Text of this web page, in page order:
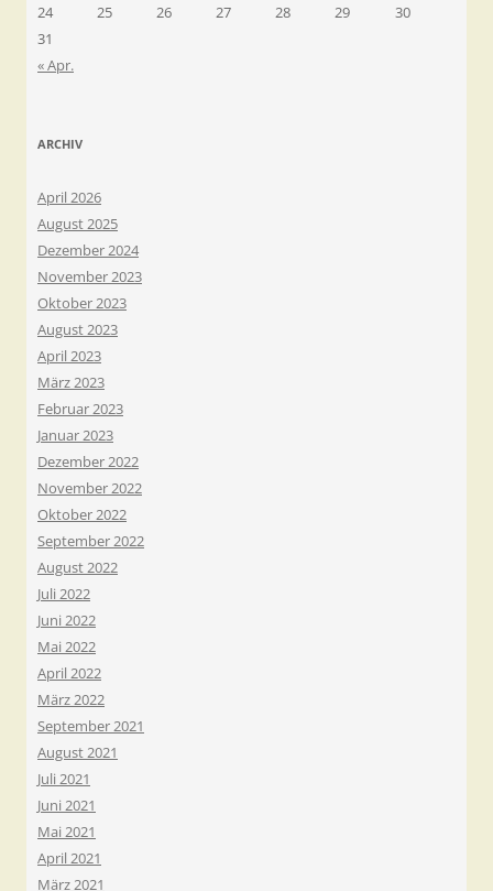
24
25 26 27 28 29
30
31
« Apr.
ARCHIV
April 2026
August 2025
Dezember 2024
November 2023
Oktober 2023
August 2023
April 2023
März 2023
Februar 2023
Januar 2023
Dezember 2022
November 2022
Oktober 2022
September 2022
August 2022
Juli 2022
Juni 2022
Mai 2022
April 2022
März 2022
September 2021
August 2021
Juli 2021
Juni 2021
Mai 2021
April 2021
März 2021